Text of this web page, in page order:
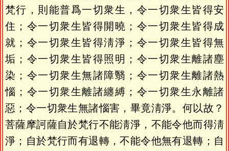
梵行，則能普爲一切衆生，令一切衆生皆得安
住；令一切衆生皆得開曉；令一切衆生皆得成
就；令一切衆生皆得淸淨；令一切衆生皆得無
垢；令一切衆生皆得照明；令一切衆生離諸塵
染；令一切衆生無諸障翳；令一切衆生離諸熱
惱；令一切衆生離諸纏縛；令一切衆生永離諸
惡；令一切衆生無諸惱害，畢竟淸淨。何以故？
菩薩摩訶薩自於梵行不能淸淨，不能令他而得淸
淨；自於梵行而有退轉，不能令他無有退轉；自